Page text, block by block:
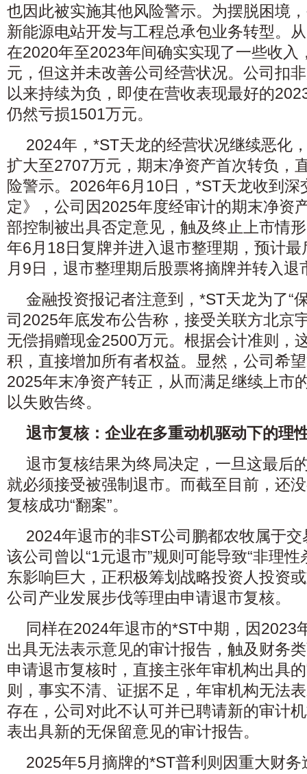
也因此被实施其他风险警示。为摆脱困境
新能源电站开发与工程总承包业务转型。
在2020年至2023年间确实实现了一些收入
元，但这并未改善公司经营状况。公司扣
以来持续为负，即使在营收表现最好的
仍然亏损1501万元。
2024年，*ST天龙的经营状况继续恶化
扩大至2707万元，期末净资产首次转负，
险警示。2026年6月10日，*ST天龙收到深
定》，公司因2025年度经审计的期末净资
部控制被出具否定意见，触及终止上市情
年6月18日复牌并进入退市整理期，预计
月9日，退市整理期后股票将摘牌并转入退
金融投资报记者注意到，*ST天龙为了“
司2025年底发布公告称，接受关联方北京
无偿捐赠现金2500万元。根据会计准则，
积，直接增加所有者权益。显然，公司希
2025年末净资产转正，从而满足继续上市
以失败告终。
退市复核：企业在多重动机驱动下的理
退市复核结果为终局决定，一旦这最后
就必须接受被强制退市。而截至目前，还
复核成功“翻案”。
2024年退市的非ST公司鹏都农牧属于
该公司曾以“1元退市”规则可能导致“非理
东影响巨大，正积极筹划战略投资人投资
公司产业发展步伐等理由申请退市复核。
同样在2024年退市的*ST中期，因2023
出具无法表示意见的审计报告，触及财务
申请退市复核时，直接主张年审机构出具
则，事实不清、证据不足，年审机构无法
存在，公司对此不认可并已聘请新的审计
表出具新的无保留意见的审计报告。
2025年5月摘牌的*ST普利则因重大财